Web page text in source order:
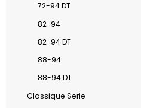
72-94 DT
82-94
82-94 DT
88-94
88-94 DT
Classique Serie